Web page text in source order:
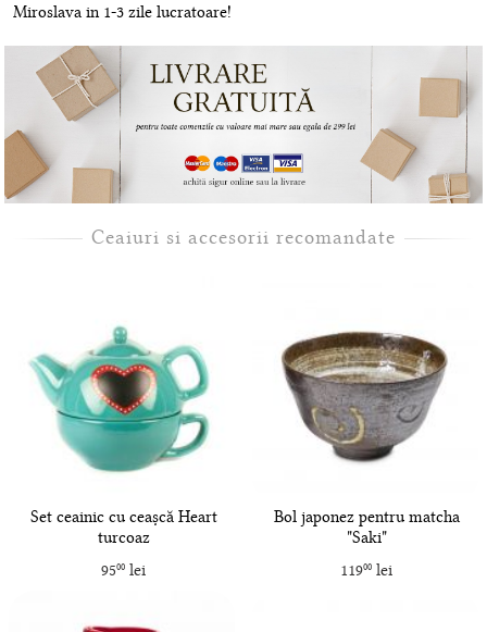
Miroslava in 1-3 zile lucratoare!
Ceaiuri si accesorii recomandate
Set ceainic cu ceașcă Heart
turcoaz
9500lei
Bol japonez pentru matcha
"Saki"
11900 lei